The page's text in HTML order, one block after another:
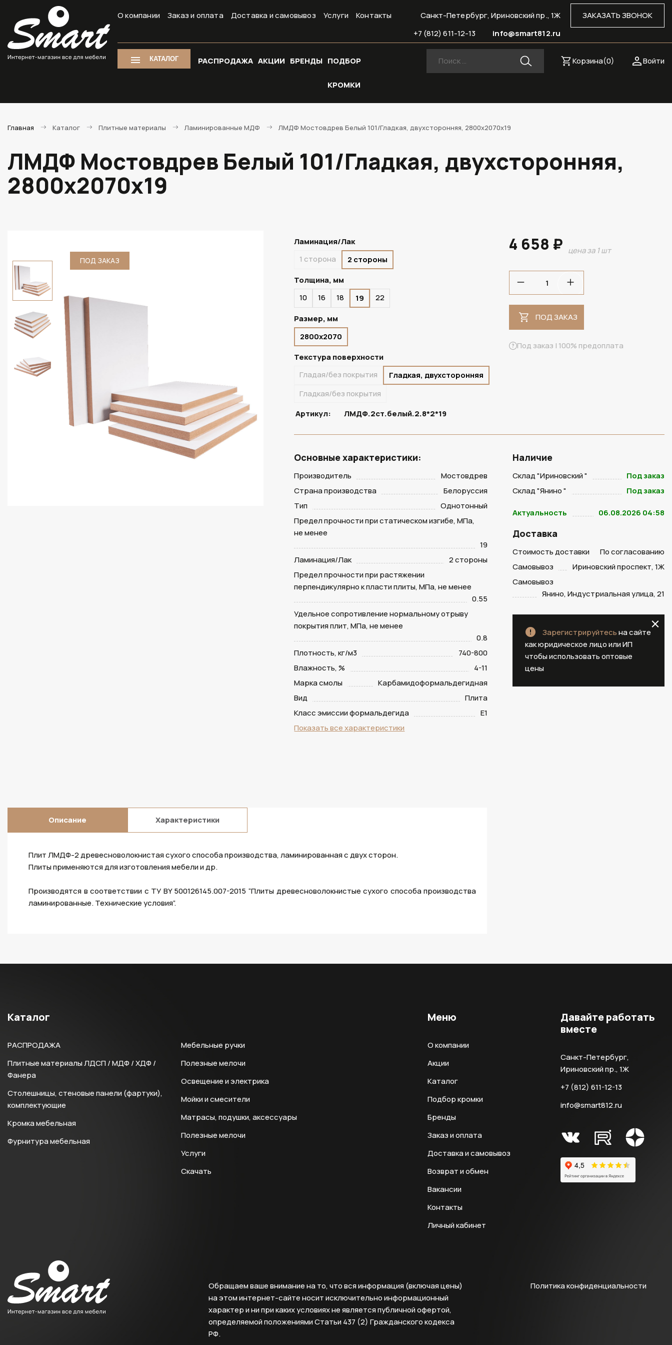
О компании Заказ и оплата Доставка и самовывоз Услуги Контакты ЗАКАЗАТЬ ЗВОНОК
Санкт-Петербург, Ириновский пр., 1Ж
info@smart812.ru
+7 (812) 611-12-13
КАТАЛОГ РАСПРОДАЖА АКЦИИ БРЕНДЫ ПОДБОР
КРОМКИ
Войти
Корзина(0)
Главная Каталог Плитные материалы Ламинированные МДФ ЛМДФ Мостовдрев Белый 101/Гладкая, двухсторонняя, 2800х2070х19
ЛМДФ Мостовдрев Белый 101/Гладкая, двухсторонняя,
2800х2070х19
ПОД ЗАКАЗ ПОД ЗАКАЗ
Ламинация/Лак
1 сторона
2 стороны
Толщина, мм
10
16 18 19
22
Размер, мм
2800х2070
Текстура поверхности
Гладая/без покрытия
Гладкая, двухсторонняя
Гладкая/без покрытия
Артикул:
ЛМДФ.2ст.белый.2.8*2*19
4 658 ₽ цена за 1 шт
ПОД ЗАКАЗ
Под заказ | 100% предоплата
Основные характеристики:
Производитель
Мостовдрев
Страна производства
Белоруссия
Тип
Однотонный
Предел прочности при статическом изгибе, МПа,
не менее
19
Ламинация/Лак
2 стороны
Предел прочности при растяжении
перпендикулярно к пласти плиты, МПа, не менее
0.55
Удельное сопротивление нормальному отрыву
покрытия плит, МПа, не менее
0.8
Плотность, кг/м3
740-800
Влажность, %
4-11
Марка смолы
Карбамидоформальдегидная
Вид
Плита
Класс эмиссии формальдегида
Е1
Показать все характеристики
Наличие
Склад "Ириновский "
Под заказ
Склад "Янино "
Под заказ
Актуальность 06.08.2026 04:58
Доставка
Стоимость доставки
По согласованию
Самовывоз
Ириновский проспект, 1Ж
Самовывоз
Янино, Индустриальная улица, 21
Зарегистрируйтесьна сайте
как юридическое лицо или ИП
чтобы использовать оптовые
цены
Описание Характеристики
Плит ЛМДФ-2 древесноволокнистая сухого способа производства, ламинированная с двух сторон.
Плиты применяются для изготовления мебели и др.
Производятся в соответствии с ТУ BY 500126145.007-2015 “Плиты древесноволокнистые сухого способа производства
ламинированные. Технические условия”.
Каталог
РАСПРОДАЖА
Плитные материалы ЛДСП / МДФ / ХДФ /
Фанера
Столешницы, стеновые панели (фартуки),
комплектующие
Кромка мебельная
Фурнитура мебельная
Мебельные ручки
Полезные мелочи
Освещение и электрика
Мойки и смесители
Матрасы, подушки, аксессуары
Полезные мелочи
Услуги
Скачать
Меню
О компании
Акции
Каталог
Подбор кромки
Бренды
Заказ и оплата
Доставка и самовывоз
Возврат и обмен
Вакансии
Контакты
Личный кабинет
Давайте работать
вместе
Санкт-Петербург,
Ириновский пр., 1Ж
+7 (812) 611-12-13
info@smart812.ru
Политика конфиденциальности
Обращаем ваше внимание на то, что вся информация (включая цены)
на этом интернет-сайте носит исключительно информационный
характер и ни при каких условиях не является публичной офертой,
определяемой положениями Статьи 437 (2) Гражданского кодекса
РФ.